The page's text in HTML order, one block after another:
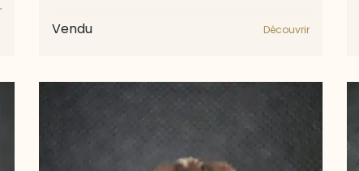
Vendu Découvrir